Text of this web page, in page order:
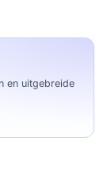
en uitgebreide